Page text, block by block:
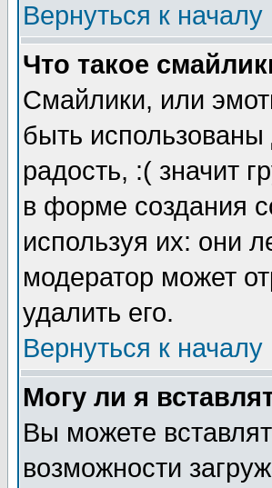
Вернуться к началу
Что такое
Смайлики, или
быть
радость, :( значит
в форме создания
используя их: они
модератор может
удалить его.
Вернуться к началу
Могу ли я
Вы можете
возможности